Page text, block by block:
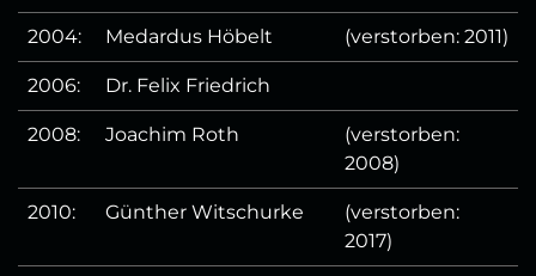
2004: Medardus Höbelt (verstorben: 2011)
2006: Dr. Felix Friedrich
2008: Joachim Roth
(verstorben:
2008)
2010: Günther Witschurke
(verstorben:
2017)